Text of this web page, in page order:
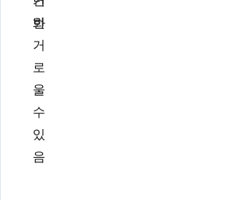
번
거
로
울
수
있
음
화